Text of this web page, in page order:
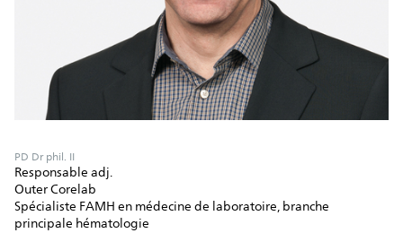
PD Dr phil. II
Responsable adj.
Outer Corelab
Spécialiste FAMH en médecine de laboratoire, branche
principale hématologie